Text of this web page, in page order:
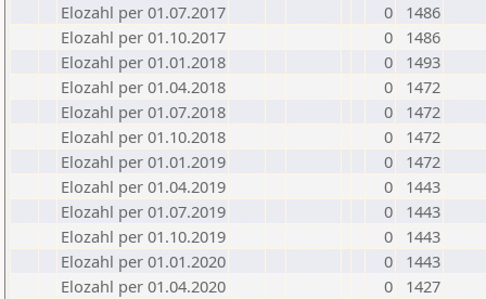
Elozahl per 01.07.2017
0
1486
Elozahl per 01.10.2017
0
1486
Elozahl per 01.01.2018
0
1493
Elozahl per 01.04.2018
0
1472
Elozahl per 01.07.2018
0
1472
Elozahl per 01.10.2018
0
1472
Elozahl per 01.01.2019
0
1472
Elozahl per 01.04.2019
0
1443
Elozahl per 01.07.2019
0
1443
Elozahl per 01.10.2019
0
1443
Elozahl per 01.01.2020
0
1443
Elozahl per 01.04.2020
0
1427